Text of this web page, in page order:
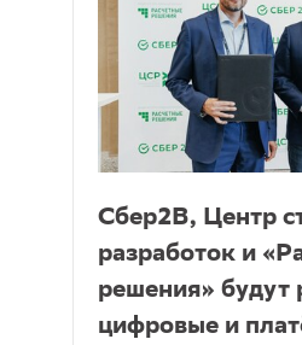
Сбер2B, Центр
разработок и
решения» будут
цифровые и